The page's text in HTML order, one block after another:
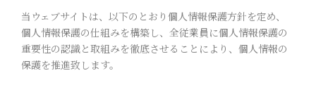
当ウェブサイトは、以下のとおり個人情報保護方針を定め、
個人情報保護の仕組みを構築し、全従業員に個人情報保護の
重要性の認識と取組みを徹底させることにより、個人情報の
保護を推進致します。